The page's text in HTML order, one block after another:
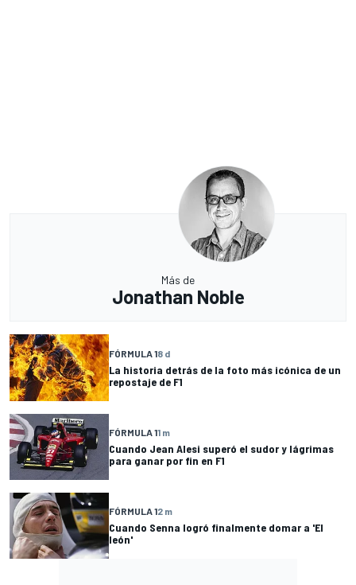
Más de
Jonathan Noble
FÓRMULA 18 d
La historia detrás de la foto más icónica de un
repostaje de F1
FÓRMULA 11 m
Cuando Jean Alesi superó el sudor y lágrimas
para ganar por fin en F1
FÓRMULA 12 m
Cuando Senna logró finalmente domar a 'El
león'